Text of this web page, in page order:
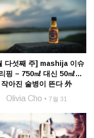
다섯째 주] mashija 이슈
핑 – 750㎖ 대신 50㎖…
작아진 술병이 뜬다 外
Olivia Cho 7월 31